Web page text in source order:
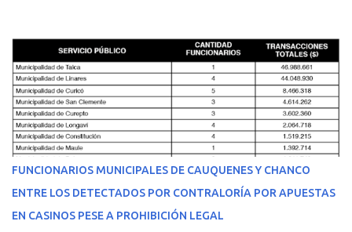
malestares físicos. Dada la complejidad de su estado de salud, el
equipo médico determinó su traslado de urgencia al Hospital
Regional de Talca y dado la urgencia la ambulancia partió hacia
Talca con escolta de Carabineros. En medio del traslado, el
estudiante de medicina de 25 años, se agravó y pese a los esfuerzos
del personal de emergencia terminó falleciendo, sin alcanzar a
recibir atención especializada en el centro de destino. Apenas se
conoció la gravedad de su condición, sus padres —residentes en
Villarrica— se trasladaron a Cauquenes con la esperanza de una
evolución favorable. No obstante, alrededo...
FUNCIONARIOS MUNICIPALES DE CAUQUENES Y CHANCO
ENTRE LOS DETECTADOS POR CONTRALORÍA POR APUESTAS
EN CASINOS PESE A PROHIBICIÓN LEGAL